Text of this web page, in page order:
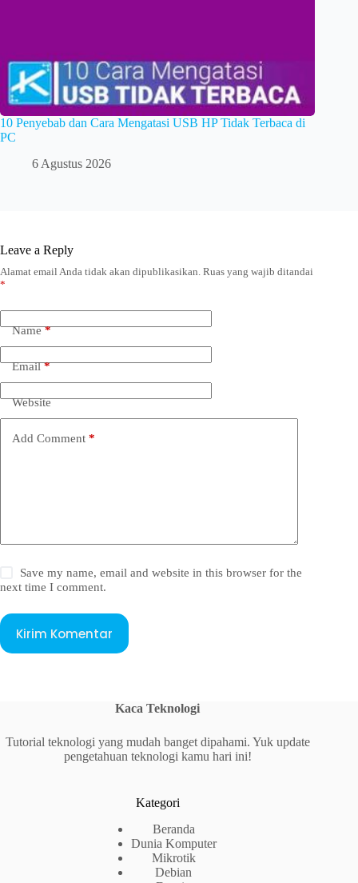
10 Penyebab dan Cara Mengatasi USB HP Tidak Terbaca di
PC
6 Agustus 2026
Leave a Reply
Alamat email Anda tidak akan dipublikasikan. Ruas yang wajib ditandai
*
Name*
Email*
Website
Add Comment *
Save my name, email and website in this browser for the
next time I comment.
Kirim Komentar
Kaca Teknologi
Tutorial teknologi yang mudah banget dipahami. Yuk update
pengetahuan teknologi kamu hari ini!
Kategori
Beranda
Dunia Komputer
Mikrotik
Debian